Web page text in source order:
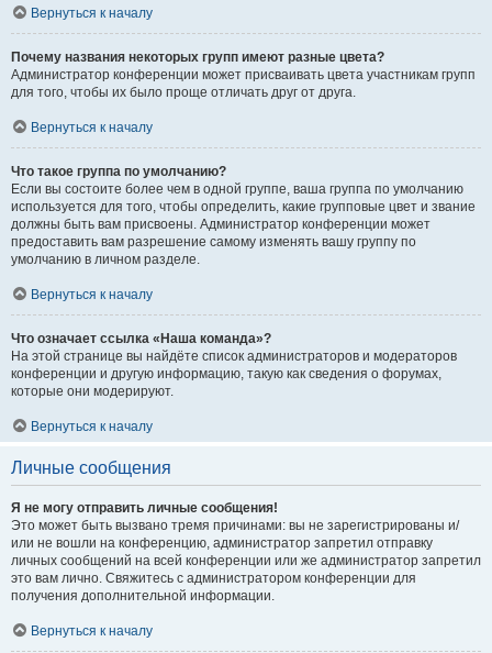
Вернуться к началу
Почему названия некоторых групп имеют разные цвета?
Администратор конференции может присваивать цвета участникам групп
для того, чтобы их было проще отличать друг от друга.
Вернуться к началу
Что такое группа по умолчанию?
Если вы состоите более чем в одной группе, ваша группа по умолчанию
используется для того, чтобы определить, какие групповые цвет и звание
должны быть вам присвоены. Администратор конференции может
предоставить вам разрешение самому изменять вашу группу по
умолчанию в личном разделе.
Вернуться к началу
Что означает ссылка «Наша команда»?
На этой странице вы найдёте список администраторов и модераторов
конференции и другую информацию, такую как сведения о форумах,
которые они модерируют.
Вернуться к началу
Личные сообщения
Я не могу отправить личные сообщения!
Это может быть вызвано тремя причинами: вы не зарегистрированы и/
или не вошли на конференцию, администратор запретил отправку
личных сообщений на всей конференции или же администратор запретил
это вам лично. Свяжитесь с администратором конференции для
получения дополнительной информации.
Вернуться к началу